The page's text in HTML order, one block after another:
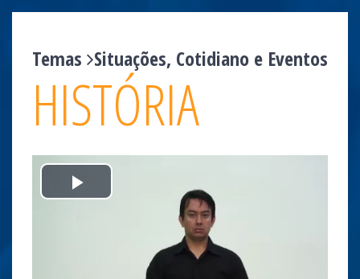
Temas Situações, Cotidiano e Eventos
HISTÓRIA
Play